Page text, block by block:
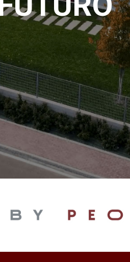
idraulici ed
alimentazione
pneumatici
meccanici a
Cablaggi
Accessori